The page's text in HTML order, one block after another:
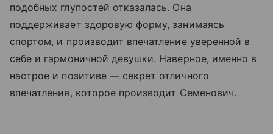
подобных глупостей отказалась. Она
поддерживает здоровую форму, занимаясь
спортом, и производит впечатление уверенной в
себе и гармоничной девушки. Наверное, именно в
настрое и позитиве — секрет отличного
впечатления, которое производит Семенович.